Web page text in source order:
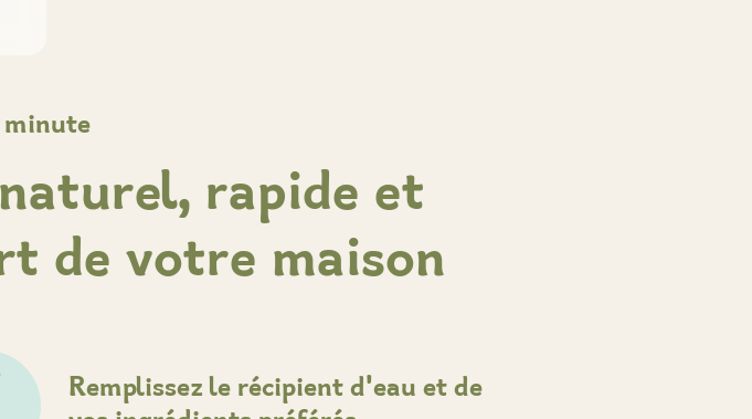
rapide et
de votre maison
Remplissez le récipient d'eau et de